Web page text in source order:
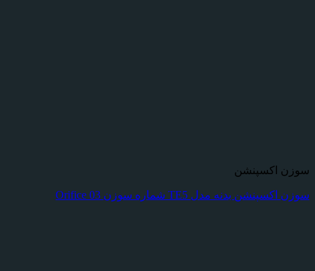
سوزن اکسپنشن
سوزن اکسپنشن بدنه مدل TE5 شماره سوزن Orifice 03